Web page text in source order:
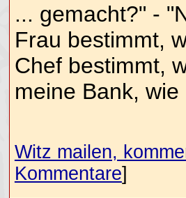
... gemacht?" -
Frau bestimmt,
Chef bestimmt,
meine Bank,
Witz mailen,
Kommentare]